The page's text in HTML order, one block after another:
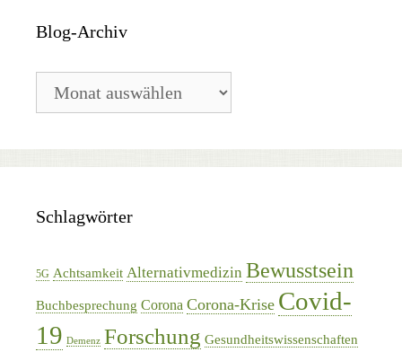
Blog-Archiv
Archiv
Schlagwörter
5G Achtsamkeit Alternativmedizin Bewusstsein
Buchbesprechung Corona Corona-Krise Covid-
19 Demenz Forschung Gesundheitswissenschaften